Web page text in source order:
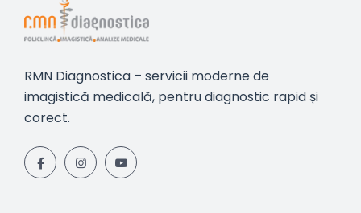
RMN Diagnostica – servicii moderne de
imagistică medicală, pentru diagnostic rapid și
corect.